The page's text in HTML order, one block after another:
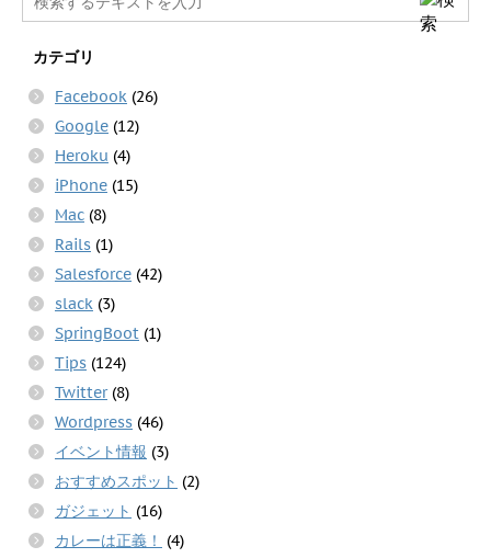
カテゴリ
Facebook (26)
Google (12)
Heroku (4)
iPhone (15)
Mac (8)
Rails (1)
Salesforce (42)
slack (3)
SpringBoot (1)
Tips (124)
Twitter(8)
Wordpress (46)
イベント情報 (3)
おすすめスポット (2)
ガジェット (16)
カレーは正義！
(4)